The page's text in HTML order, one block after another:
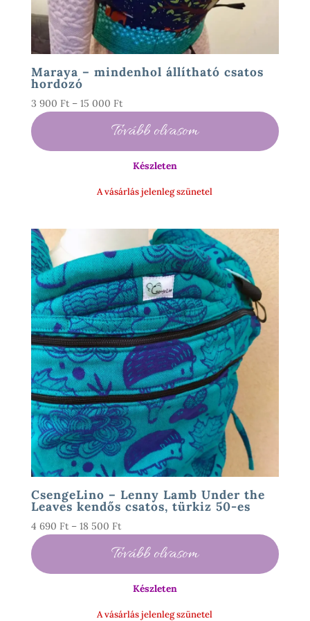
Maraya – mindenhol állítható csatos
hordozó
3 900 Ft – 15 000 FtÁrtartomány:
900 Ft
-
Tovább olvasom
Készleten
A vásárlás jelenleg szünetel
CsengeLino – Lenny Lamb Under the
Leaves kendős csatos, türkiz 50-es
4 690 Ft – 18 500 FtÁrtartomány:
690 Ft
-
Tovább olvasom
Készleten
A vásárlás jelenleg szünetel